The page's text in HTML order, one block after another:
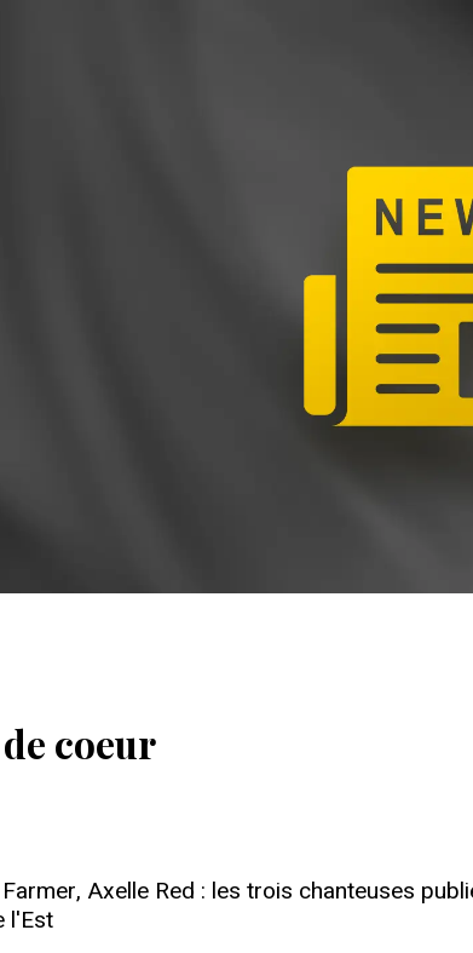
coeur
Axelle Red : les trois chanteuses
l'Est